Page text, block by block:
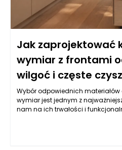
Jak zaprojektować
wymiar z frontami
wilgoć i częste
Wybór odpowiednich
wymiar jest jednym z
nam na ich trwałości i